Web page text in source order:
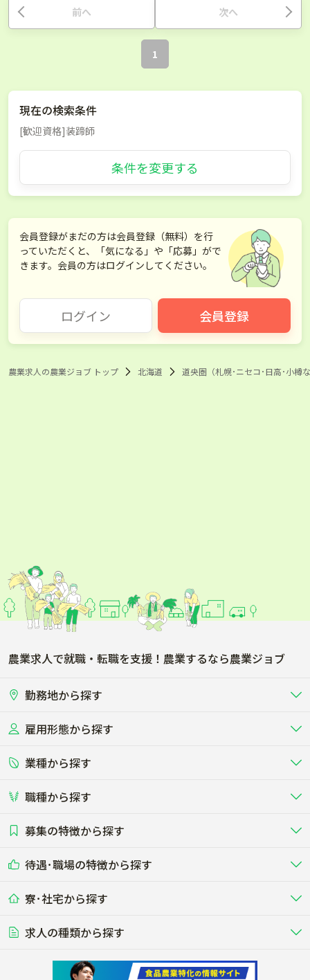
前へ 次へ
1
現在の検索条件
[歓迎資格]装蹄師
条件を変更する
会員登録がまだの方は会員登録（無料）を行
っていただくと、「気になる」や「応募」がで
きます。会員の方はログインしてください。
ログイン 会員登録
農業求人の農業ジョブ トップ 北海道 道央圏（札幌･ニセコ･日高･小樽
農業求人で就職・転職を支援！農業するなら農業ジョブ
勤務地から探す
北海道
関東
東海
雇用形態から探す
正社員 バイト・アルバイト・パート
短期アルバイト
その他（独立・副業など）
業種から探す
畜産（酪農･肉牛･養豚･養鶏など）
酪農
する牧場
養豚
る養豚場
レースで活躍する馬の手入れや子馬
その他畜産
その他動物の畜産業（羊、ウズラな
畑・圃場で野菜・穀物を生産 ビニールハウスで多様な野菜の生産
稲作
農業資材･肥料
農場設備・肥料・飼料の生産・流
その他業種
漁業･養殖
職種から探す
農場･牧場･現場職
専門職（獣医師･人工授精師･
研究･開発 WEB･IT
募集の特徴から探す
未経験歓迎
学歴不問
50代採用実績あり
待遇･職場の特徴から探す
社会保険完備
食事補助あり
年間休日100日以上
寮･社宅から探す
単身寮あり
寮･社宅相談可
求人の種類から探す
転職おまかせ求人